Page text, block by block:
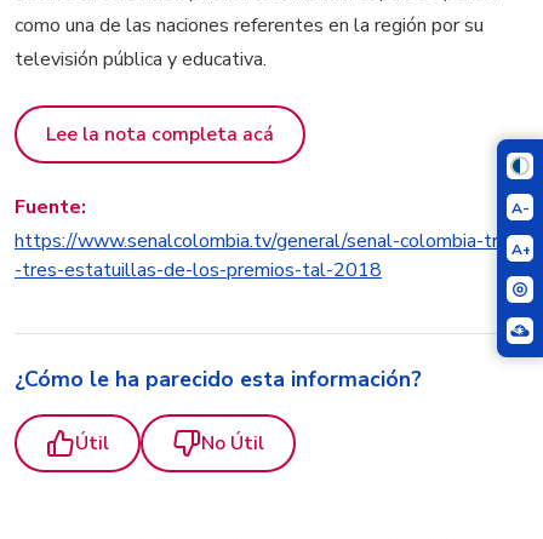
A-
A+
como una de las naciones referentes en la región por su
televisión pública y educativa.
Lee la nota completa acá
Fuente:
https://www.senalcolombia.tv/general/senal-colombia-trajo
-tres-estatuillas-de-los-premios-tal-2018
¿Cómo le ha parecido esta información?
Útil No Útil